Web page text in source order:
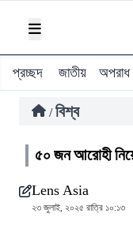
প্রচ্ছদ জাতীয় অপরাধ
/ বিশ্ব
৫০ জন আরোহী
Lens Asia
২৩ জুলাই, ২০২৫ রাত্রি ১০:১৩